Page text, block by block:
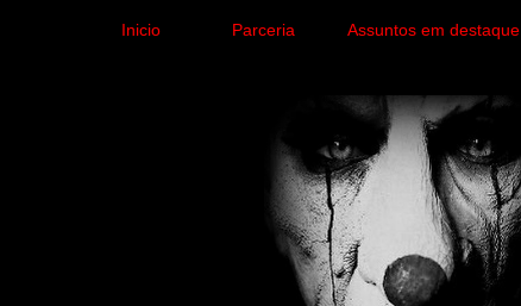
Inicio Parceria Assuntos em destaque